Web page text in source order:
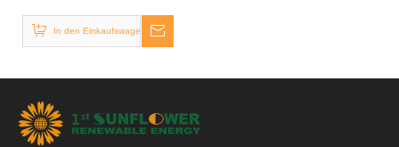
In den Einkaufswagen